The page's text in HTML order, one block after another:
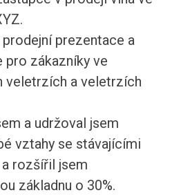
prezentace a
pro zákazníky ve
veletrzích a veletrzích
a udržoval jsem
vztahy se stávajícími
rozšířil jsem
základnu o 30%.